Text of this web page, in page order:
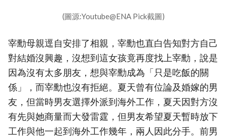
(圖源:Youtube@ENA Pick截圖)
宰勳母親逕自安排了相親，宰勳也直白告知對方自己
對結婚沒興趣，沒想到這女孩竟再度找上宰勳，說是
因為沒有太多朋友，想與宰勳成為「只是吃飯的關
係」，而宰勳也沒有拒絕。夏天曾有位論及婚嫁的男
友，但當時男友選擇外派到海外工作，夏天因對方沒
有先與她商量而大發雷霆，但男友希望夏天暫時放下
工作與他一起到海外工作幾年，兩人因此分手。前男